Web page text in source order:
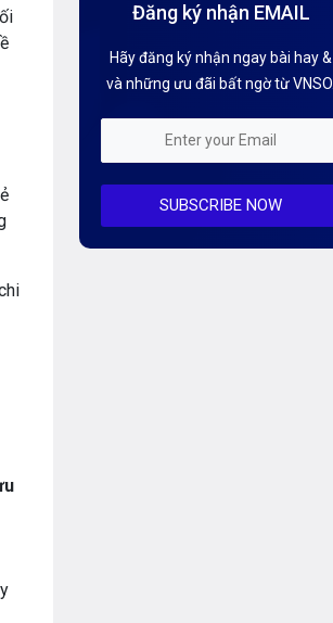
Hướng dẫn Tên miền
Kiến thức AI
Mỗi tuần 01 Server
Server AI
Server Dedicated (Máy chủ riêng)
Đăng ký nhận EMAIL
Hãy đăng ký nhận ngay bài hay &
và những ưu đãi bất ngờ từ VNSO.
SUBSCRIBE NOW